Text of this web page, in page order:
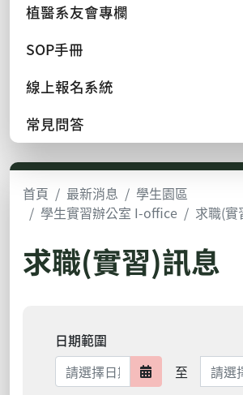
植醫系友會專欄
SOP手冊
線上報名系統
常見問答
首頁 最新消息
學生園區
學生實習辦公室 I-office
求職(實
求職(實習)訊息
日期範圍
日期範圍開始
至 日期範